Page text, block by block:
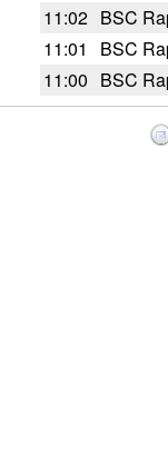
11:02 BSC
11:01
BSC
11:00 BSC